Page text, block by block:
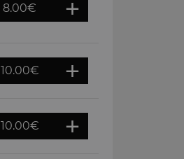
8.00€
10.00€
10.00€